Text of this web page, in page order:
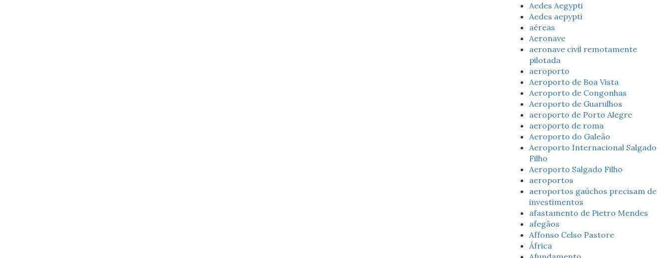
Aedes Aegypti
Aedes aepypti
aéreas
Aeronave
aeronave civil remotamente
pilotada
aeroporto
Aeroporto de Boa Vista
Aeroporto de Congonhas
Aeroporto de Guarulhos
aeroporto de Porto Alegre
aeroporto de roma
Aeroporto do Galeão
Aeroporto Internacional Salgado
Filho
Aeroporto Salgado Filho
aeroportos
aeroportos gaúchos precisam de
investimentos
afastamento de Pietro Mendes
afegãos
Affonso Celso Pastore
África